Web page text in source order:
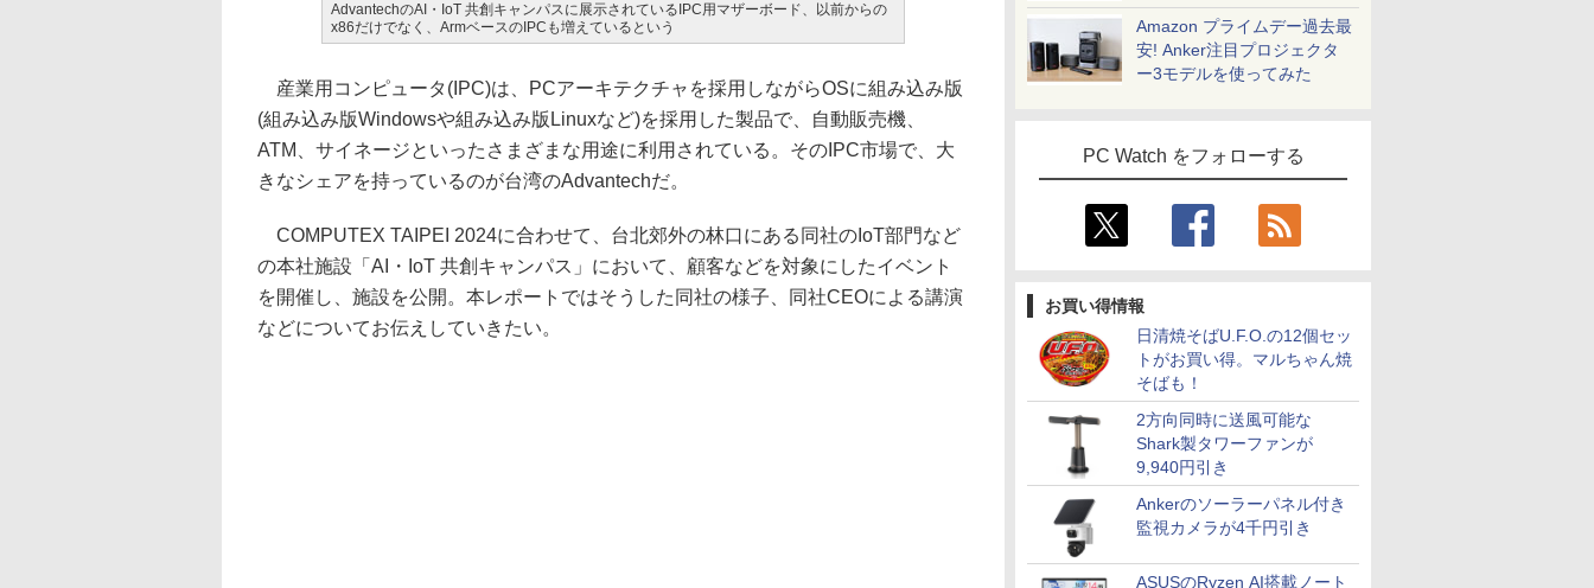
Amazon プライムデー過去最
安! Anker注目プロジェクタ
ー3モデルを使ってみた
PC Watch をフォローする
お買い得情報
日清焼そばU.F.O.の12個セッ
トがお買い得。マルちゃん焼
そばも！
2方向同時に送風可能な
Shark製タワーファンが
9,940円引き
Ankerのソーラーパネル付き
監視カメラが4千円引き
ASUSのRyzen AI搭載ノート
AdvantechのAI・IoT 共創キャンパスに展示されているIPC用マザーボード、以前からの
x86だけでなく、ArmベースのIPCも増えているという
産業用コンピュータ(IPC)は、PCアーキテクチャを採用しながらOSに組み込み版
(組み込み版Windowsや組み込み版Linuxなど)を採用した製品で、自動販売機、
ATM、サイネージといったさまざまな用途に利用されている。そのIPC市場で、大
きなシェアを持っているのが台湾のAdvantechだ。
COMPUTEX TAIPEI 2024に合わせて、台北郊外の林口にある同社のIoT部門など
の本社施設「AI・IoT 共創キャンパス」において、顧客などを対象にしたイベント
を開催し、施設を公開。本レポートではそうした同社の様子、同社CEOによる講演
などについてお伝えしていきたい。